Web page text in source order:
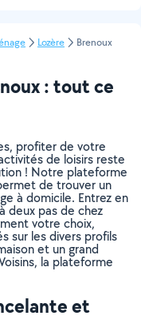
Lozère Brenoux
: tout ce
profiter de votre
de loisirs reste
! Notre plateforme
de trouver un
à domicile. Entrez en
deux pas de chez
votre choix,
sur les divers profils
et un grand
la plateforme
et